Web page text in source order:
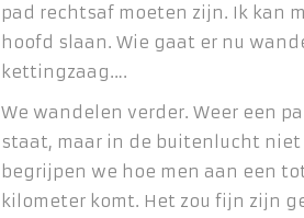
pad rechtsaf moeten zijn. Ik kan
hoofd slaan. Wie gaat er nu
kettingzaag….
We wandelen verder. Weer een
staat, maar in de buitenlucht niet
begrijpen we hoe men aan een
kilometer komt. Het zou fijn zijn